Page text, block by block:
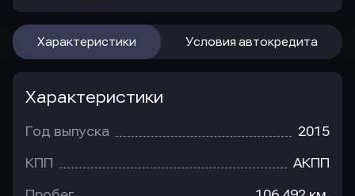
Характеристики Условия автокредита
Характеристики
Год выпуска 2015
КПП АКПП